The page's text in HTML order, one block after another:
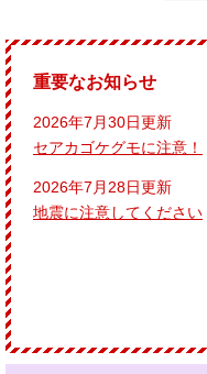
重要なお知らせ
2026年7月30日更新
セアカゴケグモに注意！
2026年7月28日更新
地震に注意してください